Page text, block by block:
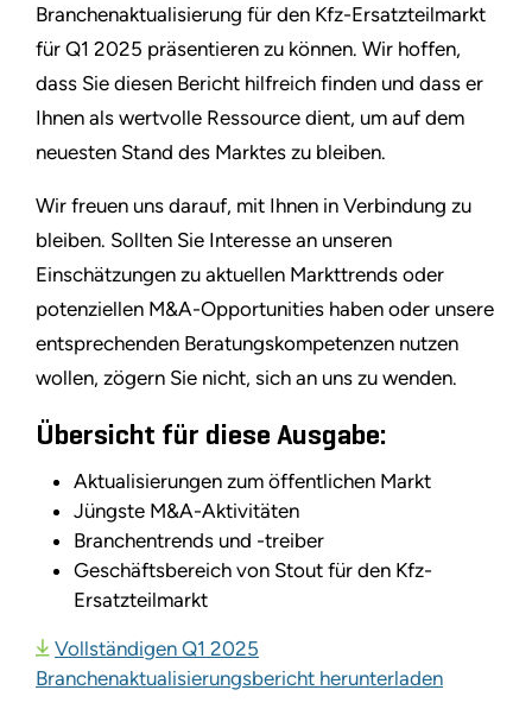
Branchenaktualisierung für den Kfz-Ersatzteilmarkt
für Q1 2025 präsentieren zu können. Wir hoffen,
dass Sie diesen Bericht hilfreich finden und dass er
Ihnen als wertvolle Ressource dient, um auf dem
neuesten Stand des Marktes zu bleiben.
Wir freuen uns darauf, mit Ihnen in Verbindung zu
bleiben. Sollten Sie Interesse an unseren
Einschätzungen zu aktuellen Markttrends oder
potenziellen M&A-Opportunities haben oder unsere
entsprechenden Beratungskompetenzen nutzen
wollen, zögern Sie nicht, sich an uns zu wenden.
Übersicht für diese Ausgabe:
Aktualisierungen zum öffentlichen Markt
Jüngste M&A-Aktivitäten
Branchentrends und -treiber
Geschäftsbereich von Stout für den Kfz-
Ersatzteilmarkt
Vollständigen Q1 2025
Branchenaktualisierungsbericht herunterladen